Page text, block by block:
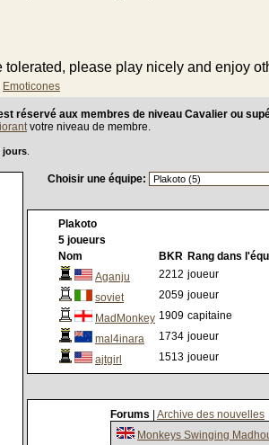
please play nicely and enjoy
Emoticones
réservé aux membres de niveau Cavalier ou
votre niveau de membre.
jours
Choisir une équipe:
Plakoto
5 joueurs
Nom
BKR Rang dans
Aganju
2212 joueur
soviet
2059 joueur
MadMonkey 1909 capitaine
mal4inara
1734 joueur
ajtgirl
1513 joueur
Forums
Archive des nouvelles
Monkeys Swinging